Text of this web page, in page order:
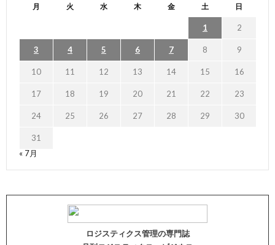
月 火 水 木 金 土 日
1 2
3 4 5 6 7 8 9
10 11 12 13 14 15 16
17 18 19 20 21 22 23
24 25 26 27 28 29 30
31
« 7月
ロジスティクス管理の専門誌